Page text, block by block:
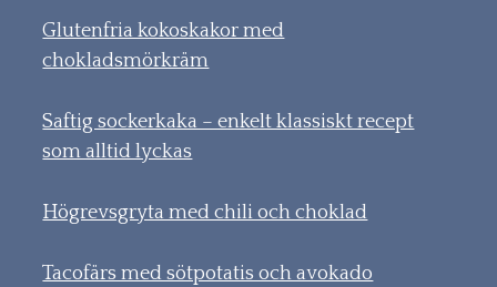
Glutenfria kokoskakor med
chokladsmörkräm
Saftig sockerkaka – enkelt klassiskt recept
som alltid lyckas
Högrevsgryta med chili och choklad
Tacofärs med sötpotatis och avokado